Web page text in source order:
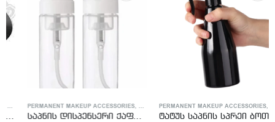
ACCESSORIES
PERMANENT MAKEUP ACCESSORIES,TATTOO ACCESSORIES
საპნის დისპენსერი ქაფის ეფექტით – Soap Bottle With Foam Effect
PERMANENT MAKEUP ACCESSORIES,
ტატუს საპნის სპრეი ბოთლი